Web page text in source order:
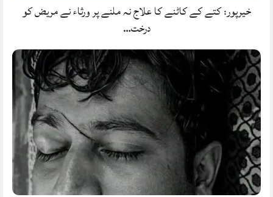
خیرپور: کتے کے کاٹنے کا علاج نہ ملنے پر ورثاء نے مریض کو
درخت…